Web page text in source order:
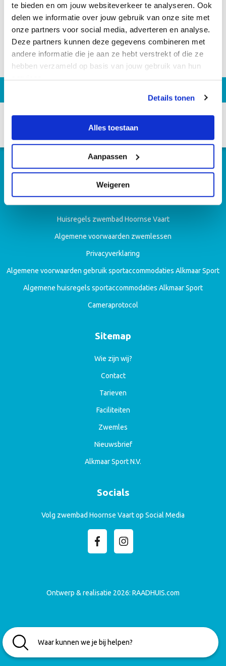
te bieden en om jouw websiteverkeer te analyseren. Ook
delen we informatie over jouw gebruik van onze site met
onze partners voor social media, adverteren en analyse.
Deze partners kunnen deze gegevens combineren met
andere informatie die je aan ze hebt verstrekt of die ze
hebben verzameld op basis van jouw gebruik van hun
services.
Details tonen
Alles toestaan
Aanpassen
Weigeren
Algemene voorwaarden
Huisregels zwembad Hoornse Vaart
Algemene voorwaarden zwemlessen
Privacyverklaring
Algemene voorwaarden gebruik sportaccommodaties Alkmaar Sport
Algemene huisregels sportaccommodaties Alkmaar Sport
Cameraprotocol
Sitemap
Wie zijn wij?
Contact
Tarieven
Faciliteiten
Zwemles
Nieuwsbrief
Alkmaar Sport N.V.
Socials
Volg zwembad Hoornse Vaart op Social Media
Ontwerp & realisatie 2026: RAADHUIS.com